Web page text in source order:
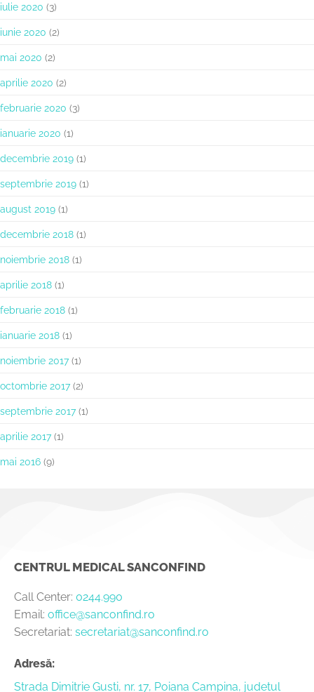
iulie 2020 (3)
iunie 2020 (2)
mai 2020 (2)
aprilie 2020 (2)
februarie 2020 (3)
ianuarie 2020 (1)
decembrie 2019 (1)
septembrie 2019 (1)
august 2019 (1)
decembrie 2018 (1)
noiembrie 2018 (1)
aprilie 2018 (1)
februarie 2018 (1)
ianuarie 2018 (1)
noiembrie 2017(1)
octombrie 2017(2)
septembrie 2017(1)
aprilie 2017(1)
mai 2016 (9)
CENTRUL MEDICAL SANCONFIND
Call Center: 0244.990
Email: office@sanconfind.ro
Secretariat: secretariat@sanconfind.ro
Adresă:
Strada Dimitrie Gusti, nr. 17, Poiana Campina, judetul